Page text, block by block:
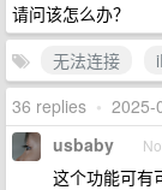
请问该怎么办？
无法连接
36 replies • 2025-
usbaby
这个功能可有